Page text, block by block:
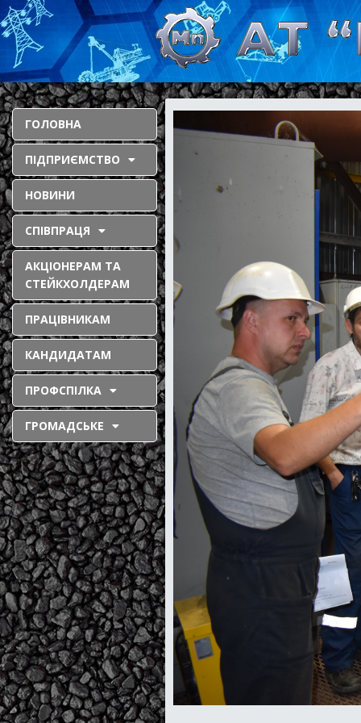
ГОЛОВНА
ПІДПРИЄМСТВО
НОВИНИ
СПІВПРАЦЯ
АКЦІОНЕРАМ ТА
СТЕЙКХОЛДЕРАМ
ПРАЦІВНИКАМ
КАНДИДАТАМ
ПРОФСПІЛКА
ГРОМАДСЬКЕ